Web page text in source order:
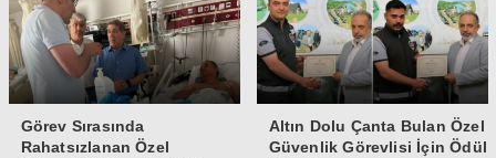
Görev Sırasında
Rahatsızlanan Özel
Altın Dolu Çanta Bulan Özel
Güvenlik Görevlisi İçin Ödül